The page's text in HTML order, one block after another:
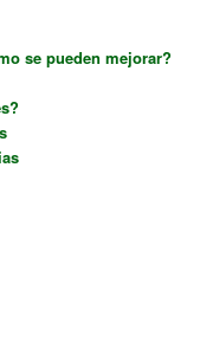
se pueden mejorar?